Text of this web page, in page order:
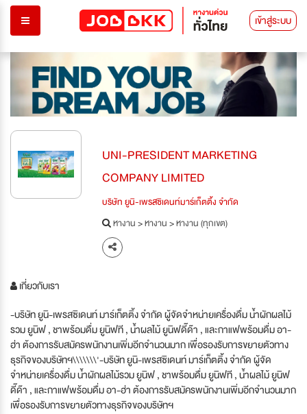
เข้าสู่ระบบ
UNI-PRESIDENT MARKETING
COMPANY LIMITED
บริษัท ยูนิ-เพรสซิเดนท์มาร์เก็ตติ้ง จำกัด
หางาน>หางาน>หางาน (ทุกเขต)
เกี่ยวกับเรา
-บริษัท ยูนิ-เพรสซิเดนท์ มาร์เก็ตติ้ง จำกัด ผู้จัดจำหน่ายเครื่องดื่ม น้ำผักผลไม้
รวม ยูนิฟ , ชาพร้อมดื่ม ยูนิฟที , น้ำผลไม้ ยูนิฟดี๊ด๊า , และกาแฟพร้อมดื่ม อา-
ฮ่า ต้องการรับสมัครพนักงานเพิ่มอีกจำนวนมาก เพื่อรองรับการขยายตัวทาง
ธุรกิจของบริษัทฯ\\\\\\\'-บริษัท ยูนิ-เพรสซิเดนท์ มาร์เก็ตติ้ง จำกัด ผู้จัด
จำหน่ายเครื่องดื่ม น้ำผักผลไม้รวม ยูนิฟ , ชาพร้อมดื่ม ยูนิฟที , น้ำผลไม้ ยูนิฟ
ดี๊ด๊า , และกาแฟพร้อมดื่ม อา-ฮ่า ต้องการรับสมัครพนักงานเพิ่มอีกจำนวนมาก
เพื่อรองรับการขยายตัวทางธุรกิจของบริษัทฯ